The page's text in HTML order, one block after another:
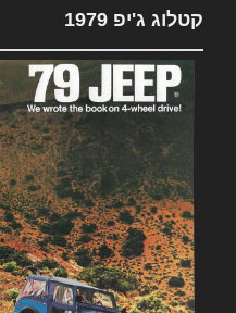
קטלוג ג'יפ 1979